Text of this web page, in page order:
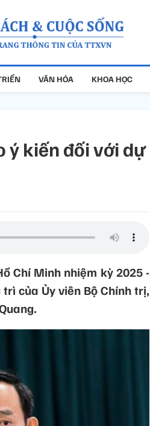
VĂN HÓA KHOA HỌC
ý kiến đối với dự
Chí Minh nhiệm kỳ 2025 -
của Ủy viên Bộ Chính trị,